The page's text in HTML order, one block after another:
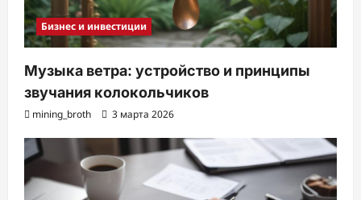
Бизнес и инвестиции
Музыка ветра: устройство и принципы
звучания колокольчиков
mining_broth 3 марта 2026